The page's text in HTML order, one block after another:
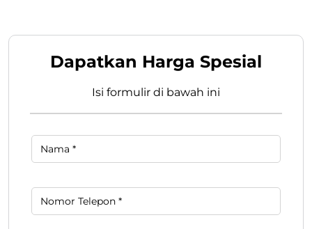
Dapatkan Harga Spesial
Isi formulir di bawah ini